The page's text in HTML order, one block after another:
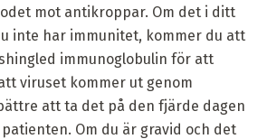
mot antikroppar. Om det i ditt
inte har immunitet, kommer du att
immunoglobulin för att
viruset kommer ut genom
att ta det på den fjärde dagen
Om du är gravid och det